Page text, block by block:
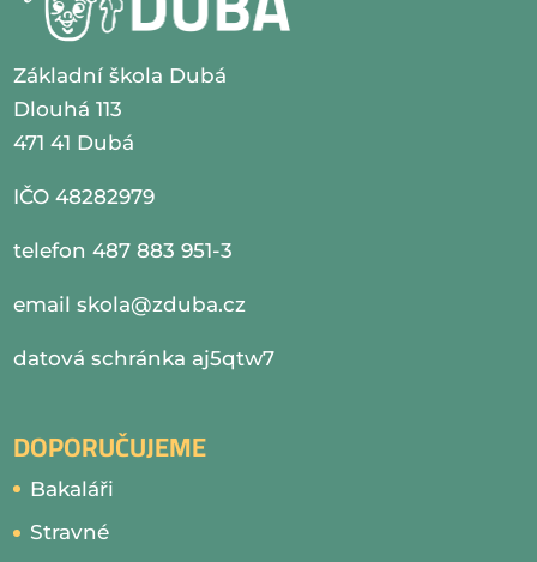
Základní škola Dubá
Dlouhá 113
471 41 Dubá
IČO 48282979
telefon 487 883 951-3
emailskola@zduba.cz
datová schránka aj5qtw7
DOPORUČUJEME
Bakaláři
Stravné